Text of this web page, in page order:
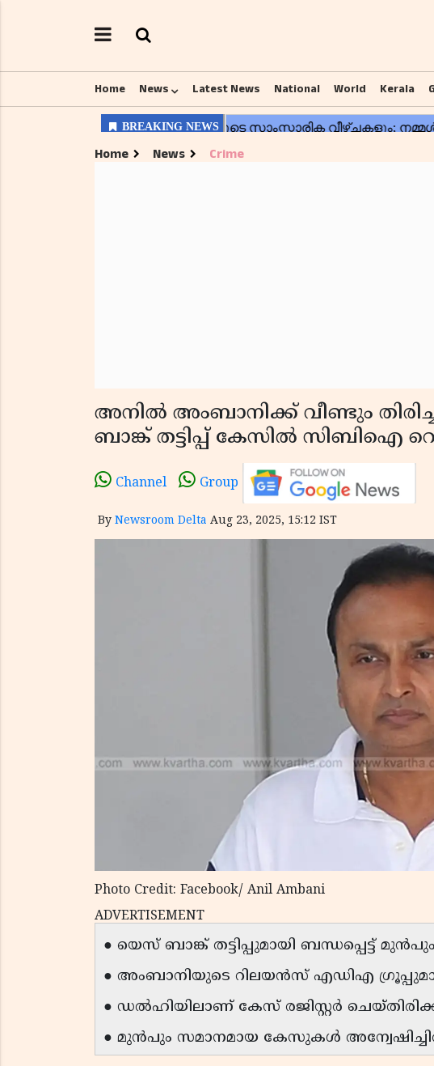
Home News Latest News National World Kerala
Home News Crime
അനിൽ അംബാനിക്ക് വീണ്ടും
ബാങ്ക് തട്ടിപ്പ് കേസിൽ സിബിഐ
Channel Group
By Newsroom Delta Aug 23, 2025, 15:12 IST
Photo Credit: Facebook/ Anil Ambani
ADVERTISEMENT
● യെസ് ബാങ്ക് തട്ടിപ്പുമായി ബന്ധപ്പെട്ട്
● അംബാനിയുടെ റിലയൻസ് എഡിഎ
● ഡൽഹിയിലാണ് കേസ് രജിസ്റ്റർ
● മുൻപും സമാനമായ കേസുകൾ